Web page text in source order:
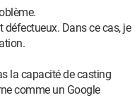
défectueux. Dans ce cas, je
la capacité de casting
comme un Google